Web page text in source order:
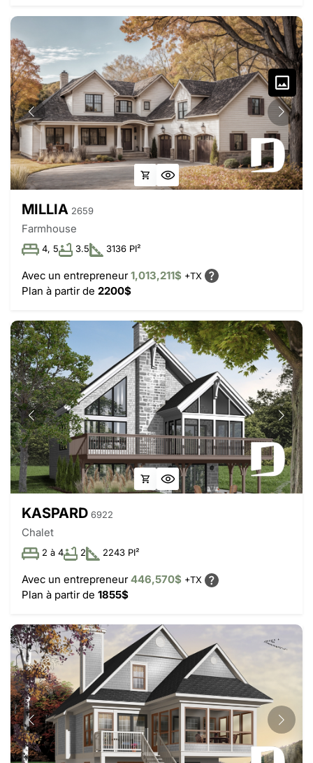
MILLIA 2659
Farmhouse
4, 5 3.5 3136 PI²
Avec un entrepreneur1,013,211$ +TX
Plan à partir de 2200$
KASPARD 6922
Chalet
2 à 4 2 2243 PI²
Avec un entrepreneur446,570$ +TX
Plan à partir de 1855$